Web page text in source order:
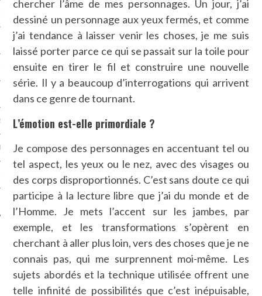
chercher l’âme de mes personnages. Un jour, j’ai
dessiné un personnage aux yeux fermés, et comme
j’ai tendance à laisser venir les choses, je me suis
laissé porter parce ce qui se passait sur la toile pour
ensuite en tirer le fil et construire une nouvelle
série. Il y a beaucoup d’interrogations qui arrivent
dans ce genre de tournant.
L’émotion est-elle primordiale ?
Je compose des personnages en accentuant tel ou
tel aspect, les yeux ou le nez, avec des visages ou
des corps disproportionnés. C’est sans doute ce qui
participe à la lecture libre que j’ai du monde et de
l’Homme. Je mets l’accent sur les jambes, par
exemple, et les transformations s’opèrent en
cherchant à aller plus loin, vers des choses que je ne
connais pas, qui me surprennent moi-même. Les
sujets abordés et la technique utilisée offrent une
telle infinité de possibilités que c’est inépuisable,